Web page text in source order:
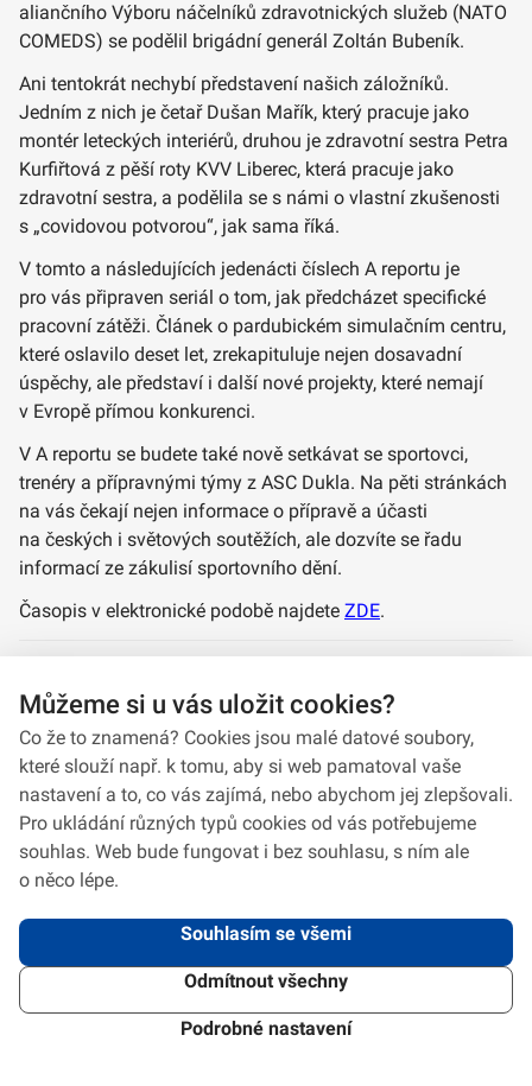
aliančního Výboru náčelníků zdravotnických služeb (NATO
COMEDS) se podělil brigádní generál Zoltán Bubeník.
Ani tentokrát nechybí představení našich záložníků.
Jedním z nich je četař Dušan Mařík, který pracuje jako
montér leteckých interiérů, druhou je zdravotní sestra Petra
Kurfiřtová z pěší roty KVV Liberec, která pracuje jako
zdravotní sestra, a podělila se s námi o vlastní zkušenosti
s „covidovou potvorou“, jak sama říká.
V tomto a následujících jedenácti číslech A reportu je
pro vás připraven seriál o tom, jak předcházet specifické
pracovní zátěži. Článek o pardubickém simulačním centru,
které oslavilo deset let, zrekapituluje nejen dosavadní
úspěchy, ale představí i další nové projekty, které nemají
v Evropě přímou konkurenci.
V A reportu se budete také nově setkávat se sportovci,
trenéry a přípravnými týmy z ASC Dukla. Na pěti stránkách
na vás čekají nejen informace o přípravě a účasti
na českých i světových soutěžích, ale dozvíte se řadu
informací ze zákulisí sportovního dění.
Časopis v elektronické podobě najdete ZDE.
2026 © VeV-VA Vyškov • Informace jsou poskytovány v souladu se zákonem
Design Systém4.6.3
Můžeme si u vás uložit cookies?
Co že to znamená? Cookies jsou malé datové soubory,
které slouží např. k tomu, aby si web pamatoval vaše
nastavení a to, co vás zajímá, nebo abychom jej zlepšovali.
Pro ukládání různých typů cookies od vás potřebujeme
souhlas. Web bude fungovat i bez souhlasu, s ním ale
o něco lépe.
Souhlasím se všemi
Odmítnout všechny
Podrobné nastavení